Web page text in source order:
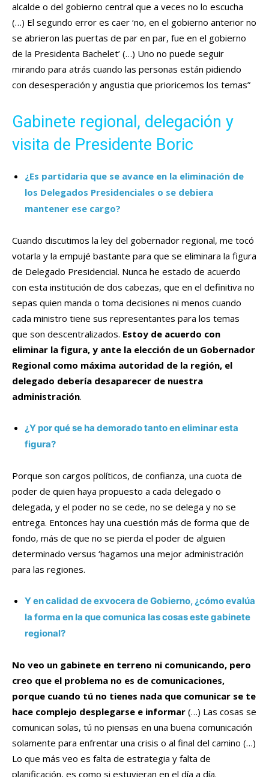
alcalde o del gobierno central que a veces no lo escucha
(…) El segundo error es caer ‘no, en el gobierno anterior no
se abrieron las puertas de par en par, fue en el gobierno
de la Presidenta Bachelet’ (…) Uno no puede seguir
mirando para atrás cuando las personas están pidiendo
con desesperación y angustia que prioricemos los temas”
Gabinete regional, delegación y
visita de Presidente Boric
¿Es partidaria que se avance en la eliminación de
los Delegados Presidenciales o se debiera
mantener ese cargo?
Cuando discutimos la ley del gobernador regional, me tocó
votarla y la empujé bastante para que se eliminara la figura
de Delegado Presidencial. Nunca he estado de acuerdo
con esta institución de dos cabezas, que en el definitiva no
sepas quien manda o toma decisiones ni menos cuando
cada ministro tiene sus representantes para los temas
que son descentralizados. Estoy de acuerdo con
eliminar la figura, y ante la elección de un Gobernador
Regional como máxima autoridad de la región, el
delegado debería desaparecer de nuestra
administración.
¿Y por qué se ha demorado tanto en eliminar esta
figura?
Porque son cargos políticos, de confianza, una cuota de
poder de quien haya propuesto a cada delegado o
delegada, y el poder no se cede, no se delega y no se
entrega. Entonces hay una cuestión más de forma que de
fondo, más de que no se pierda el poder de alguien
determinado versus ‘hagamos una mejor administración
para las regiones.
Y en calidad de exvocera de Gobierno, ¿cómo evalúa
la forma en la que comunica las cosas este gabinete
regional?
No veo un gabinete en terreno ni comunicando, pero
creo que el problema no es de comunicaciones,
porque cuando tú no tienes nada que comunicar se te
hace complejo desplegarse e informar (…) Las cosas se
comunican solas, tú no piensas en una buena comunicación
solamente para enfrentar una crisis o al final del camino (…)
Lo que más veo es falta de estrategia y falta de
planificación, es como si estuvieran en el día a día.